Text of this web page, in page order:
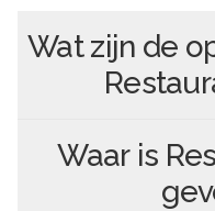
Wat zijn de
Waar is